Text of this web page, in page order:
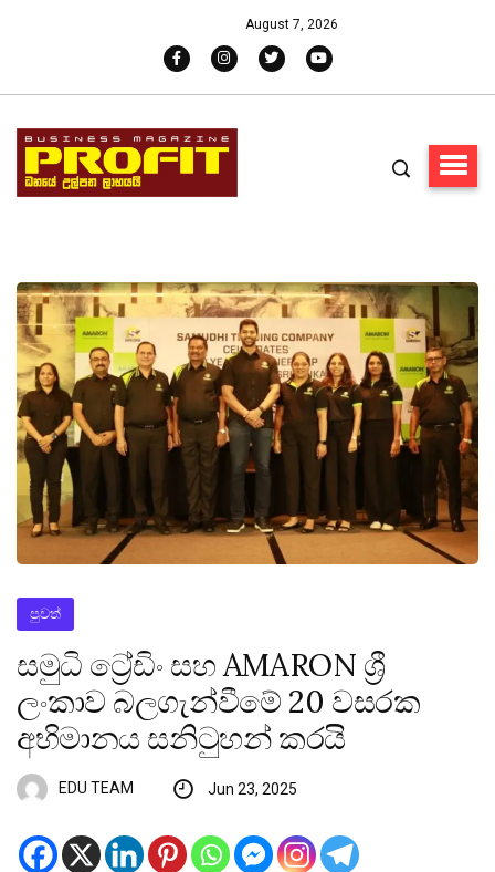
August 7, 2026
පුවත්
සමුධි ට්‍රේඩිං සහ AMARON ශ්‍රී
ලංකාව බලගැන්වීමේ 20 වසරක
අභිමානය සනිටුහන් කරයි
EDU TEAM Jun 23, 2025